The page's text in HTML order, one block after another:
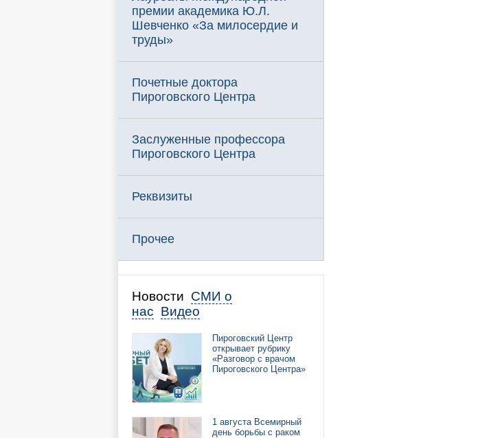
премии академика Ю.Л.
Шевченко «За милосердие и
труды»
Почетные доктора
Пироговского Центра
Заслуженные профессора
Пироговского Центра
Реквизиты
Прочее
Новости СМИ о
нас Видео
Пироговский Центр
открывает рубрику
«Разговор с врачом
Пироговского Центра»
1 августа Всемирный
день борьбы с раком